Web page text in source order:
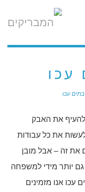
עכו
בתים עכו
להעיף את האבק
את כל עבודות
את זה – אבל מובן
יותר מידי למשפחה
עכו אנו מזמינים